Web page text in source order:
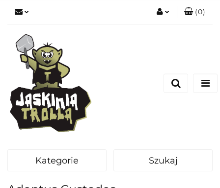
(0)
Kategorie Szukaj